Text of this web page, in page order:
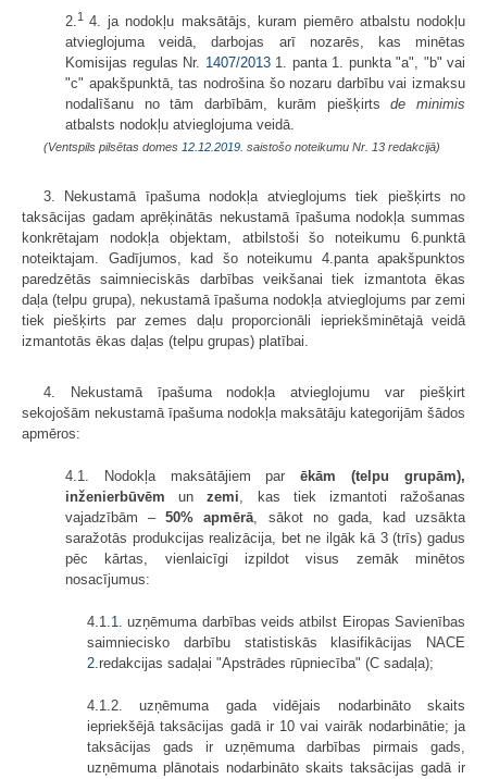
2.1 4. ja nodokļu maksātājs, kuram piemēro atbalstu nodokļu
atvieglojuma veidā, darbojas arī nozarēs, kas minētas
Komisijas regulas Nr. 1407/20131. panta 1. punkta "a", "b" vai
"c" apakšpunktā, tas nodrošina šo nozaru darbību vai izmaksu
nodalīšanu no tām darbībām, kurām piešķirtsde minimis
atbalsts nodokļu atvieglojuma veidā.
(Ventspils pilsētas domes 12.12.2019. saistošo noteikumu Nr. 13 redakcijā)
3. Nekustamā īpašuma nodokļa atvieglojums tiek piešķirts no
taksācijas gadam aprēķinātās nekustamā īpašuma nodokļa summas
konkrētajam nodokļa objektam, atbilstoši šo noteikumu 6.punktā
noteiktajam. Gadījumos, kad šo noteikumu 4.panta apakšpunktos
paredzētās saimnieciskās darbības veikšanai tiek izmantota ēkas
daļa (telpu grupa), nekustamā īpašuma nodokļa atvieglojums par zemi
tiek piešķirts par zemes daļu proporcionāli iepriekšminētajā veidā
izmantotās ēkas daļas (telpu grupas) platībai.
4. Nekustamā īpašuma nodokļa atvieglojumu var piešķirt
sekojošām nekustamā īpašuma nodokļa maksātāju kategorijām šādos
apmēros:
4.1. Nodokļa maksātājiem parēkām (telpu grupām),
inženierbūvēm unzemi, kas tiek izmantoti ražošanas
vajadzībām –50% apmērā, sākot no gada, kad uzsākta
saražotās produkcijas realizācija, bet ne ilgāk kā 3 (trīs) gadus
pēc kārtas, vienlaicīgi izpildot visus zemāk minētos
nosacījumus:
4.1.1.uzņēmuma darbības veids atbilst Eiropas Savienības
saimniecisko darbību statistiskās klasifikācijas NACE
2.redakcijas sadaļai "Apstrādes rūpniecība" (C sadaļa);
4.1.2. uzņēmuma gada vidējais nodarbināto skaits
iepriekšējā taksācijas gadā ir 10 vai vairāk nodarbinātie; ja
taksācijas gads ir uzņēmuma darbības pirmais gads,
uzņēmuma plānotais nodarbināto skaits taksācijas gadā ir